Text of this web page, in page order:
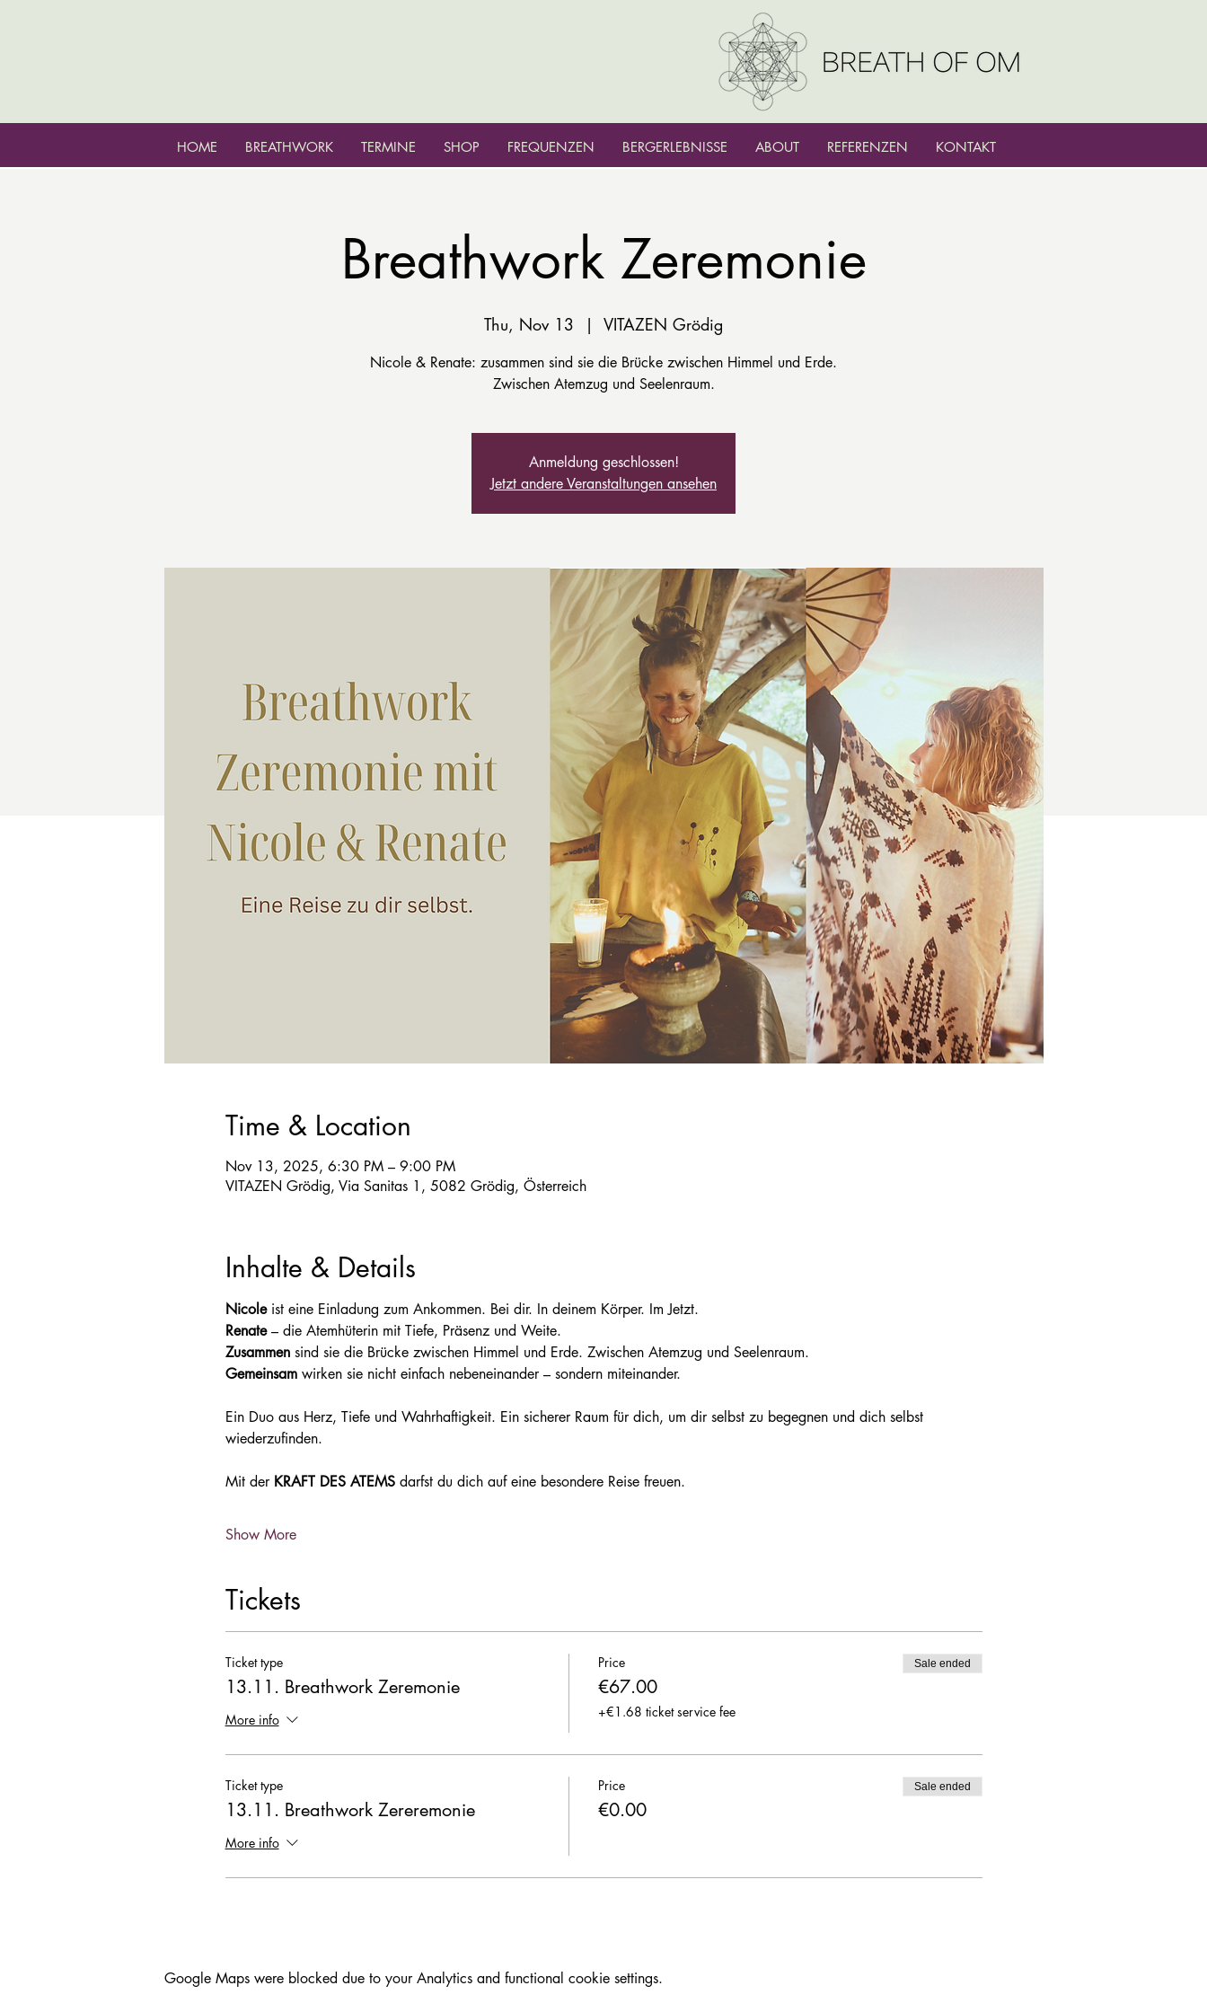
HOME BREATHWORK TERMINE SHOP FREQUENZEN BERGERLEBNISSE ABOUT REFERENZEN KONTAKT
Breathwork Zeremonie
Thu, Nov 13
  |
VITAZEN Grödig
Nicole & Renate: zusammen sind sie die Brücke zwischen Himmel und Erde.
Zwischen Atemzug und Seelenraum.
Anmeldung geschlossen!
Jetzt andere Veranstaltungen ansehen
Time & Location
Nov 13, 2025, 6:30 PM – 9:00 PM
VITAZEN Grödig, Via Sanitas 1, 5082 Grödig, Österreich
Inhalte & Details
Nicole ist eine Einladung zum Ankommen. Bei dir. In deinem Körper. Im Jetzt.
Renate – die Atemhüterin mit Tiefe, Präsenz und Weite.
Zusammen sind sie die Brücke zwischen Himmel und Erde. Zwischen Atemzug und Seelenraum.
Gemeinsam wirken sie nicht einfach nebeneinander – sondern miteinander.
Ein Duo aus Herz, Tiefe und Wahrhaftigkeit. Ein sicherer Raum für dich, um dir selbst zu begegnen und dich selbst
wiederzufinden.
Mit der KRAFT DES ATEMS darfst du dich auf eine besondere Reise freuen.
Show More
Tickets
Ticket type
13.11. Breathwork Zeremonie
More info
Price
€67.00
+€1.68 ticket service fee
Sale ended
Ticket type
13.11. Breathwork Zereremonie
More info
Price
€0.00
Sale ended
Google Maps were blocked due to your Analytics and functional cookie settings.